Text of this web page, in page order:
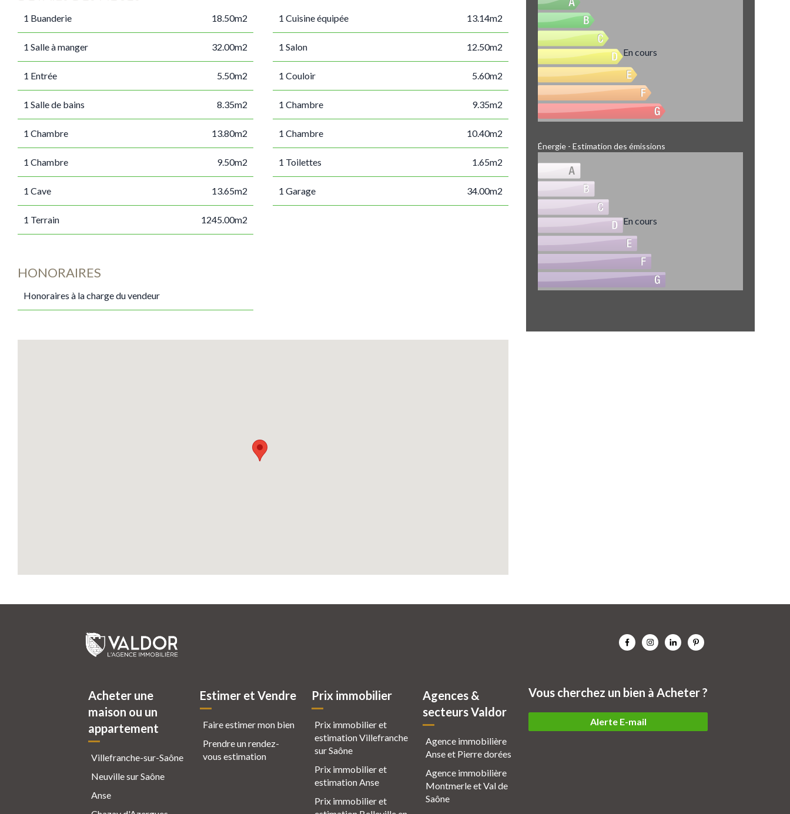
1 Buanderie 18.50m2 1 Cuisine équipée 13.14m2
1 Salle à manger 32.00m2 1 Salon 12.50m2
1 Entrée 5.50m2 1 Couloir 5.60m2
1 Salle de bains 8.35m2 1 Chambre 9.35m2
1 Chambre 13.80m2 1 Chambre 10.40m2
1 Chambre 9.50m2 1 Toilettes 1.65m2
1 Cave 13.65m2 1 Garage 34.00m2
1 Terrain 1245.00m2
HONORAIRES
Honoraires à la charge du vendeur
En cours
Énergie - Estimation des émissions
En cours
Acheter une
maison ou un
appartement
Villefranche-sur-Saône
Neuville sur Saône
Anse
Estimer et Vendre
Faire estimer mon bien
Prendre un rendez-
vous estimation
Prix immobilier
Prix immobilier et
estimation Villefranche
sur Saône
Prix immobilier et
estimation Anse
Prix immobilier et
Agences &
secteurs Valdor
Agence immobilière
Anse et Pierre dorées
Agence immobilière
Montmerle et Val de
Saône
Vous cherchez un bien à Acheter ?
Alerte E-mail